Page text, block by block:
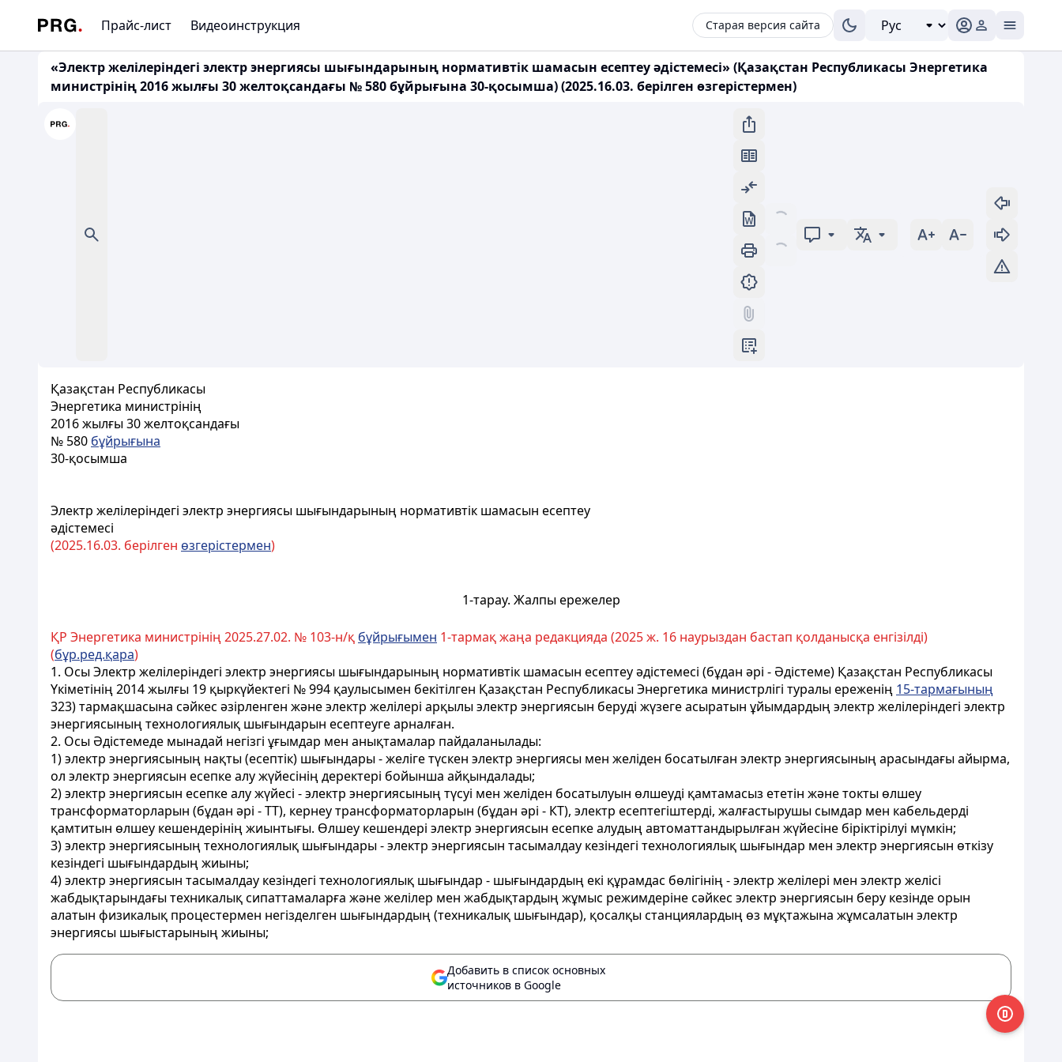
Прайс-лист Видеоинструкция Старая версия сайта
«Электр желілеріндегі электр энергиясы шығындарының нормативтік шамасын есептеу әдістемесі» (Қазақстан Республикасы Энергетика
министрінің 2016 жылғы 30 желтоқсандағы № 580 бұйрығына 30-қосымша) (2025.16.03. берілген өзгерістермен)
Қазақстан Республикасы
Энергетика министрінің
2016 жылғы 30 желтоқсандағы
№ 580 бұйрығына
30-қосымша
Электр желілеріндегі электр энергиясы шығындарының нормативтік шамасын есептеу
әдістемесі
(2025.16.03. берілген өзгерістермен)
1-тарау. Жалпы ережелер
ҚР Энергетика министрінің 2025.27.02. № 103-н/қ бұйрығымен 1-тармақ жаңа редакцияда (2025 ж. 16 наурыздан бастап қолданысқа енгізілді)
(бұр.ред.қара)
1. Осы Электр желілеріндегі электр энергиясы шығындарының нормативтік шамасын есептеу әдістемесі (бұдан әрі - Әдістеме) Қазақстан Республикасы
Үкіметінің 2014 жылғы 19 қыркүйектегі № 994 қаулысымен бекітілген Қазақстан Республикасы Энергетика министрлігі туралы ереженің 15-тармағының
323) тармақшасына сәйкес әзірленген және электр желілері арқылы электр энергиясын беруді жүзеге асыратын ұйымдардың электр желілеріндегі электр
энергиясының технологиялық шығындарын есептеуге арналған.
2. Осы Әдістемеде мынадай негізгі ұғымдар мен анықтамалар пайдаланылады:
1) электр энергиясының нақты (есептік) шығындары - желіге түскен электр энергиясы мен желіден босатылған электр энергиясының арасындағы айырма,
ол электр энергиясын есепке алу жүйесінің деректері бойынша айқындалады;
2) электр энергиясын есепке алу жүйесі - электр энергиясының түсуі мен желіден босатылуын өлшеуді қамтамасыз ететін және токты өлшеу
трансформаторларын (бұдан әрі - ТТ), кернеу трансформаторларын (бұдан әрі - КТ), электр есептегіштерді, жалғастырушы сымдар мен кабельдерді
қамтитын өлшеу кешендерінің жиынтығы. Өлшеу кешендері электр энергиясын есепке алудың автоматтандырылған жүйесіне біріктірілуі мүмкін;
3) электр энергиясының технологиялық шығындары - электр энергиясын тасымалдау кезіндегі технологиялық шығындар мен электр энергиясын өткізу
кезіндегі шығындардың жиыны;
4) электр энергиясын тасымалдау кезіндегі технологиялық шығындар - шығындардың екі құрамдас бөлігінің - электр желілері мен электр желісі
жабдықтарындағы техникалық сипаттамаларға және желілер мен жабдықтардың жұмыс режимдеріне сәйкес электр энергиясын беру кезінде орын
алатын физикалық процестермен негізделген шығындардың (техникалық шығындар), қосалқы станциялардың өз мұқтажына жұмсалатын электр
энергиясы шығыстарының жиыны;
Добавить в список основных
источников в Google